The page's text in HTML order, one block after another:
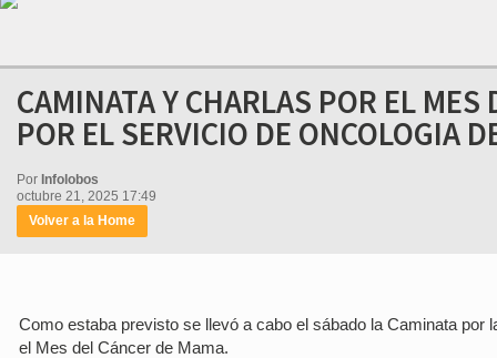
CAMINATA Y CHARLAS POR EL
POR EL SERVICIO DE ONCOLOGIA
Por Infolobos
octubre 21, 2025 17:49
Volver a la Home
Como estaba previsto se llevó a cabo el sábado la Caminata
el Mes del Cáncer de Mama.